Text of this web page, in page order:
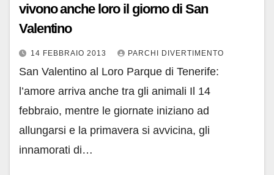
vivono anche loro il giorno di San
Valentino
14 FEBBRAIO 2013 PARCHI DIVERTIMENTO
San Valentino al Loro Parque di Tenerife:
l’amore arriva anche tra gli animali Il 14
febbraio, mentre le giornate iniziano ad
allungarsi e la primavera si avvicina, gli
innamorati di…